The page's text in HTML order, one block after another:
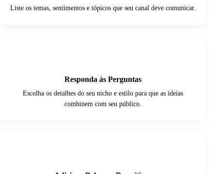
Liste os temas, sentimentos e tópicos que seu canal deve comunicar.
Responda às Perguntas
Escolha os detalhes do seu nicho e estilo para que as ideias
combinem com seu público.